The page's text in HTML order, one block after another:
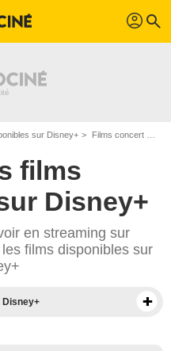
profil search
sur Disney+ Films concert disponibles sur Disney+
films
Disney+
en streaming sur
films disponibles sur